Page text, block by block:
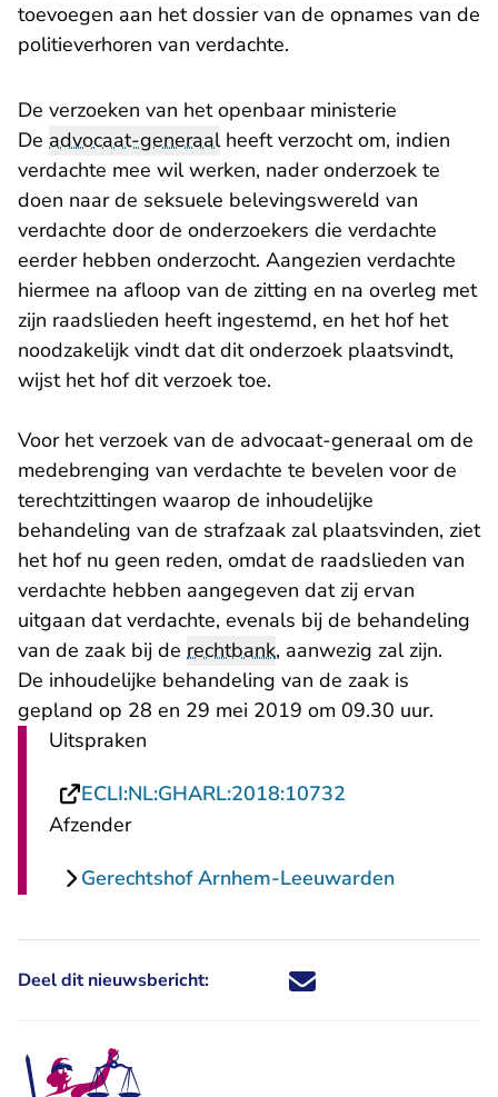
toevoegen aan het dossier van de opnames van de
politieverhoren van verdachte.
De verzoeken van het openbaar ministerie
De advocaat-generaalheeft verzocht om, indien
verdachte mee wil werken, nader onderzoek te
doen naar de seksuele belevingswereld van
verdachte door de onderzoekers die verdachte
eerder hebben onderzocht. Aangezien verdachte
hiermee na afloop van de zitting en na overleg met
zijn raadslieden heeft ingestemd, en het hof het
noodzakelijk vindt dat dit onderzoek plaatsvindt,
wijst het hof dit verzoek toe.
Voor het verzoek van de advocaat-generaal om de
medebrenging van verdachte te bevelen voor de
terechtzittingen waarop de inhoudelijke
behandeling van de strafzaak zal plaatsvinden, ziet
het hof nu geen reden, omdat de raadslieden van
verdachte hebben aangegeven dat zij ervan
uitgaan dat verdachte, evenals bij de behandeling
van de zaak bij de rechtbank, aanwezig zal zijn.
De inhoudelijke behandeling van de zaak is
gepland op 28 en 29 mei 2019 om 09.30 uur.
Uitspraken
ECLI:NL:GHARL:2018:10732
Afzender
Gerechtshof Arnhem-Leeuwarden
Deel dit nieuwsbericht: Deel dit nieuwsbericht via X -
Deel dit nieuwsbericht via
Deel dit nieuwsbericht
Deel dit